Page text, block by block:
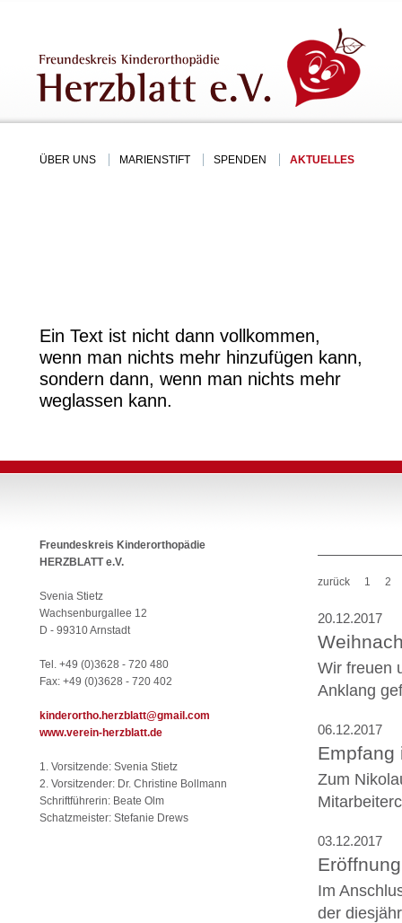
ÜBER UNS MARIENSTIFT SPENDEN AKTUELLES
Ein Text ist nicht dann vollkommen,
wenn man nichts mehr hinzufügen kann,
sondern dann, wenn man nichts mehr
weglassen kann.
Freundeskreis Kinderorthopädie
HERZBLATT e.V.
Svenia Stietz
Wachsenburgallee 12
D - 99310 Arnstadt
Tel. +49 (0)3628 - 720 480
Fax: +49 (0)3628 - 720 402
kinderortho.herzblatt@gmail.com
www.verein-herzblatt.de
1. Vorsitzende: Svenia Stietz
2. Vorsitzender: Dr. Christine Bollmann
Schriftführerin: Beate Olm
Schatzmeister: Stefanie Drews
zurück 1 2
20.12.2017
Wir freuen
Anklang
06.12.2017
Empfang
Zum
03.12.2017
Im
der